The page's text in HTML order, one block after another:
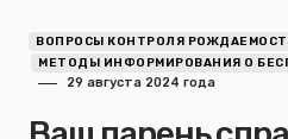
ВОПРОСЫ КОНТРОЛЯ
МЕТОДЫ ИНФОРМИРОВАНИЯ О
29 августа 2024 года